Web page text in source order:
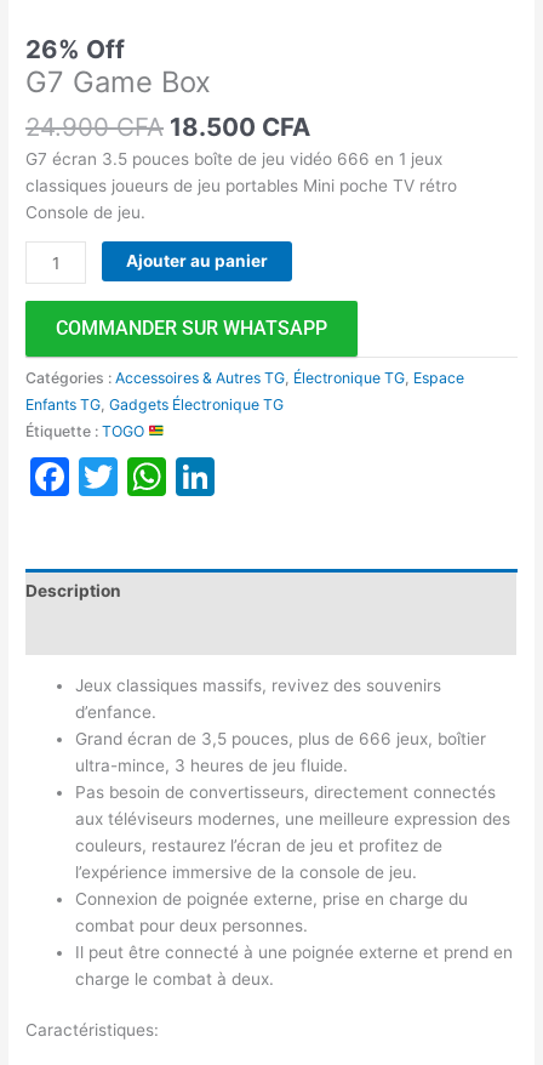
26% Off
G7 Game Box
24.900CFA 18.500 CFA
G7 écran 3.5 pouces boîte de jeu vidéo 666 en 1 jeux
classiques joueurs de jeu portables Mini poche TV rétro
Console de jeu.
Ajouter au panier
COMMANDER SUR WHATSAPP
Catégories :Accessoires & Autres TG, Électronique TG, Espace
Enfants TG,Gadgets Électronique TG
Étiquette :TOGO
Facebook
TwitterWhatsApp
Description
Jeux classiques massifs, revivez des souvenirs
d’enfance.
Grand écran de 3,5 pouces, plus de 666 jeux, boîtier
ultra-mince, 3 heures de jeu fluide.
Pas besoin de convertisseurs, directement connectés
aux téléviseurs modernes, une meilleure expression des
couleurs, restaurez l’écran de jeu et profitez de
l’expérience immersive de la console de jeu.
Connexion de poignée externe, prise en charge du
combat pour deux personnes.
Il peut être connecté à une poignée externe et prend en
charge le combat à deux.
Caractéristiques: